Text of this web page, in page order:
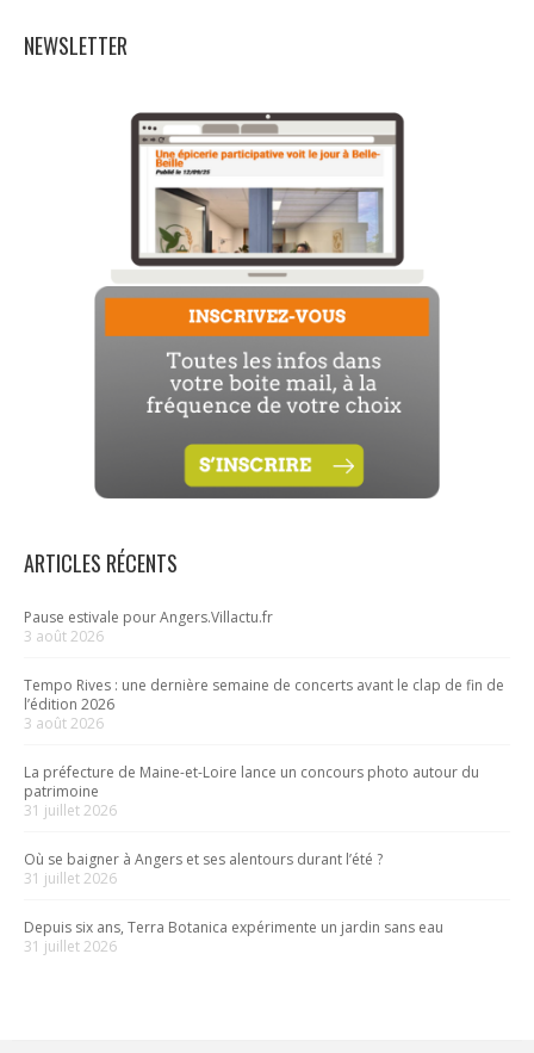
NEWSLETTER
ARTICLES RÉCENTS
Pause estivale pour Angers.Villactu.fr
3 août 2026
Tempo Rives : une dernière semaine de concerts avant le clap de fin de
l’édition 2026
3 août 2026
La préfecture de Maine-et-Loire lance un concours photo autour du
patrimoine
31 juillet 2026
Où se baigner à Angers et ses alentours durant l’été ?
31 juillet 2026
Depuis six ans, Terra Botanica expérimente un jardin sans eau
31 juillet 2026